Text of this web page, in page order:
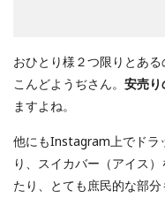
おひとり様２つ限りとあ
こんどようぢさん。 安売り
ますよね。
他にもInstagram上でドラ
り、スイカバー（アイス
たり、とても庶民的な部分